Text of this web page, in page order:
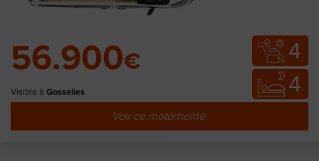
56.900€
Visible à Gosselies
4
4
Voir ce motorhome.